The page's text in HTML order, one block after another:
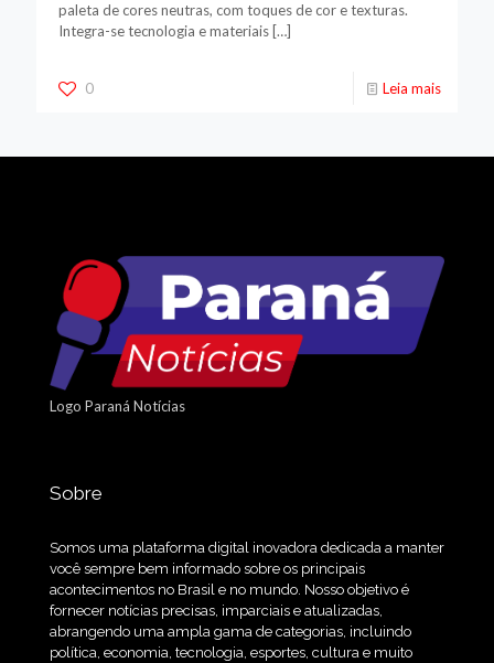
paleta de cores neutras, com toques de cor e texturas.
Integra-se tecnologia e materiais […]
0 Leia mais
Logo Paraná Notícias
Sobre
Somos uma plataforma digital inovadora dedicada a manter
você sempre bem informado sobre os principais
acontecimentos no Brasil e no mundo. Nosso objetivo é
fornecer notícias precisas, imparciais e atualizadas,
abrangendo uma ampla gama de categorias, incluindo
política, economia, tecnologia, esportes, cultura e muito